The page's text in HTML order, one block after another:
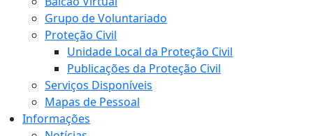
Grupo de Voluntariado
Proteção Civil
Unidade Local da Proteção Civil
Publicações da Proteção Civil
Serviços Disponíveis
Mapas de Pessoal
Informações